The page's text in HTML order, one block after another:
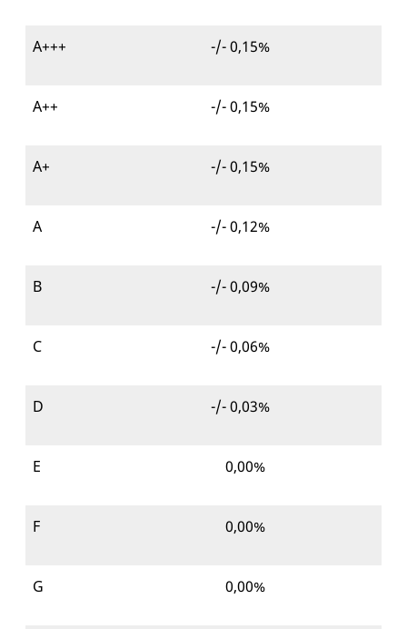
A+++ -/- 0,15%
A++ -/- 0,15%
A+ -/- 0,15%
A -/- 0,12%
B -/- 0,09%
C -/- 0,06%
D -/- 0,03%
E 0,00%
F 0,00%
G 0,00%